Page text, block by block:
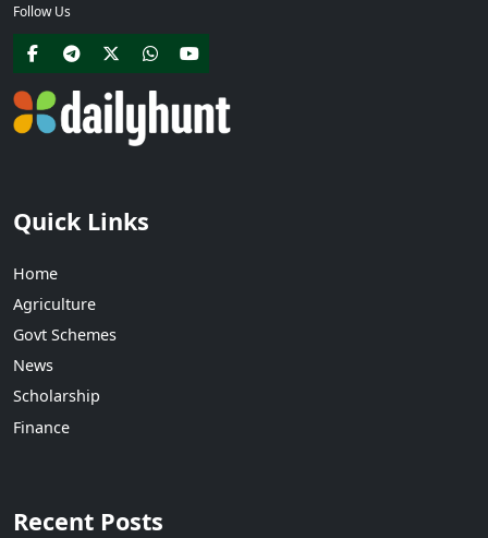
Follow Us
Quick Links
Home
Agriculture
Govt Schemes
News
Scholarship
Finance
Recent Posts